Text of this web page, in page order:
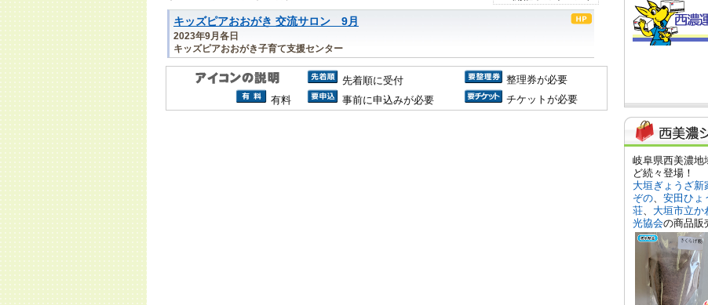
キッズピアおおがき 交流サロン 9月
2023年9月各日
キッズピアおおがき子育て支援センター
先着順に受付
整理券が必要
有料
事前に申込みが必要 チケットが必要